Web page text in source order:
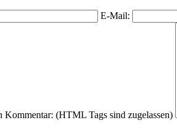
E-Mail:
Kommentar: (HTML Tags sind zugelassen)